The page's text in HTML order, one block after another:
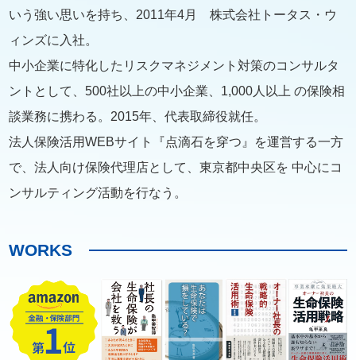
いう強い思いを持ち、2011年4月 株式会社トータス・ウ
ィンズに入社。
中小企業に特化したリスクマネジメント対策のコンサルタ
ントとして、500社以上の中小企業、1,000人以上 の保険相
談業務に携わる。2015年、代表取締役就任。
法人保険活用WEBサイト『点滴石を穿つ』を運営する一方
で、法人向け保険代理店として、東京都中央区を 中心にコ
ンサルティング活動を行なう。
WORKS